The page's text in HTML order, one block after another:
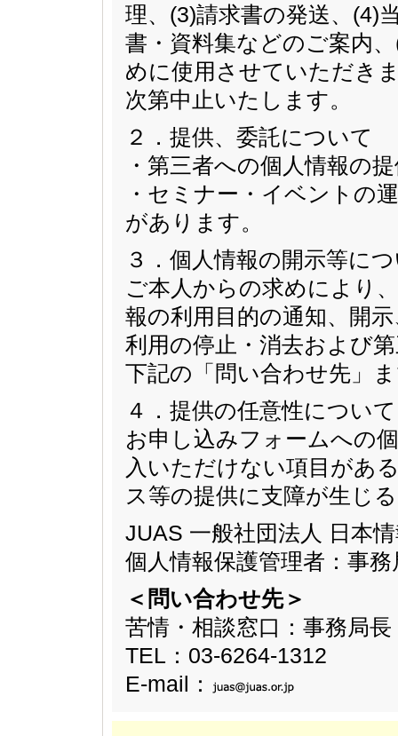
理、(3)請求書の発送、(4)
書・資料集などのご案内
めに使用させていただき
次第中止いたします。
２．提供、委託について
・第三者への個人情報の
・セミナー・イベントの
があります。
３．個人情報の開示等に
ご本人からの求めにより
報の利用目的の通知、開
利用の停止・消去および
下記の「問い合わせ先」
４．提供の任意性について
お申し込みフォームへの
入いただけない項目があ
ス等の提供に支障が生じ
JUAS 一般社団法人 日本
個人情報保護管理者：事
＜問い合わせ先＞
苦情・相談窓口：事務
TEL：03-6264-1312
E-mail：